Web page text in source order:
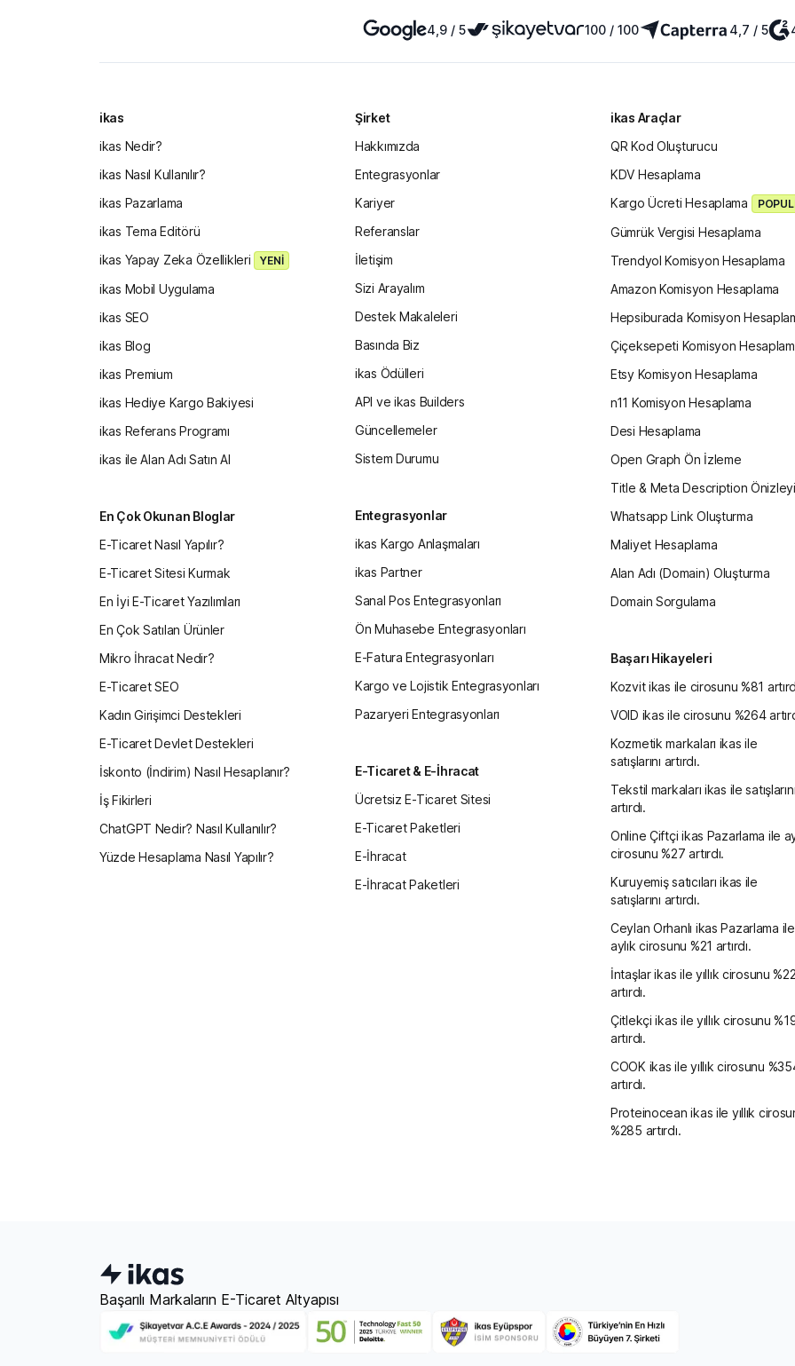
4,9 / 5 100 / 100 4,7 / 5
ikas
ikas Nedir?
ikas Nasıl Kullanılır?
ikas Pazarlama
ikas Tema Editörü
ikas Yapay Zeka Özellikleri
YENİ
ikas Mobil Uygulama
ikas SEO
ikas Blog
ikas Premium
ikas Hediye Kargo Bakiyesi
ikas Referans Programı
ikas ile Alan Adı Satın Al
En Çok Okunan Bloglar
E-Ticaret Nasıl Yapılır?
E-Ticaret Sitesi Kurmak
En İyi E-Ticaret Yazılımları
En Çok Satılan Ürünler
Mikro İhracat Nedir?
E-Ticaret SEO
Kadın Girişimci Destekleri
E-Ticaret Devlet Destekleri
İskonto (İndirim) Nasıl Hesaplanır?
İş Fikirleri
ChatGPT Nedir? Nasıl Kullanılır?
Yüzde Hesaplama Nasıl Yapılır?
Şirket
Hakkımızda
Entegrasyonlar
Kariyer
Referanslar
İletişim
Sizi Arayalım
Destek Makaleleri
Basında Biz
ikas Ödülleri
API ve ikas Builders
Güncellemeler
Sistem Durumu
Entegrasyonlar
ikas Kargo Anlaşmaları
ikas Partner
Sanal Pos Entegrasyonları
Ön Muhasebe Entegrasyonları
E-Fatura Entegrasyonları
Kargo ve Lojistik Entegrasyonları
Pazaryeri Entegrasyonları
E-Ticaret & E-İhracat
Ücretsiz E-Ticaret Sitesi
E-Ticaret Paketleri
E-İhracat
E-İhracat Paketleri
ikas Araçlar
QR Kod Oluşturucu
KDV Hesaplama
Kargo Ücreti Hesaplama
Gümrük Vergisi Hesaplama
Trendyol Komisyon Hesaplama
Amazon Komisyon Hesaplama
Hepsiburada Komisyon
Çiçeksepeti Komisyon
Etsy Komisyon Hesaplama
n11 Komisyon Hesaplama
Desi Hesaplama
Open Graph Ön İzleme
Title & Meta Description
Whatsapp Link Oluşturma
Maliyet Hesaplama
Alan Adı (Domain) Oluşturma
Domain Sorgulama
Başarı Hikayeleri
Kozvit ikas ile cirosunu %81
VOID ikas ile cirosunu %264
Kozmetik markaları ikas ile
satışlarını artırdı.
Tekstil markaları ikas ile satışlarını
artırdı.
Online Çiftçi ikas Pazarlama ile
cirosunu %27 artırdı.
Kuruyemiş satıcıları ikas ile
satışlarını artırdı.
Ceylan Orhanlı ikas Pazarlama ile
aylık cirosunu %21 artırdı.
İntaşlar ikas ile yıllık cirosunu
artırdı.
Çitlekçi ikas ile yıllık cirosunu
artırdı.
COOK ikas ile yıllık cirosunu
artırdı.
Proteinocean ikas ile yıllık
%285 artırdı.
Başarılı Markaların E-Ticaret Altyapısı